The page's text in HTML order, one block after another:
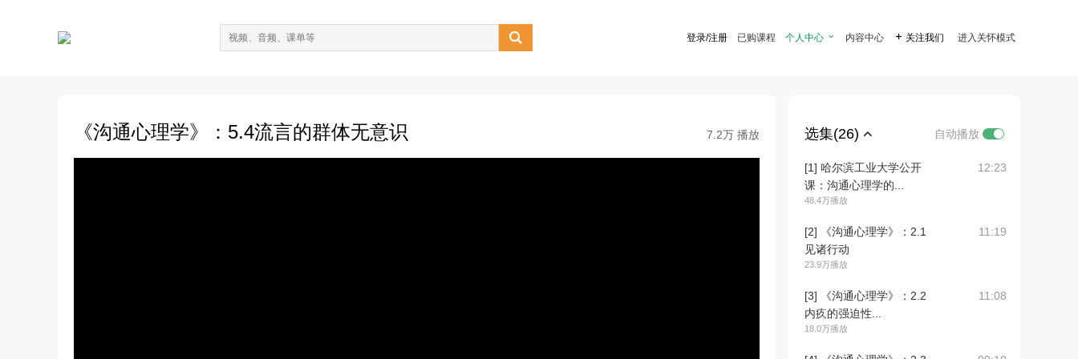
 登录/注册 已购课程 个人中心  内容中心  关注我们 进入关怀模式
《沟通心理学》：5.4流言的群体无意识 7.2万 播放 选集(26) 自动播放
[1] 哈尔滨工业大学公开
课：沟通心理学的...
48.4万播放
12:23
[2] 《沟通心理学》：2.1
见诸行动
23.9万播放
11:19
[3] 《沟通心理学》：2.2
内疚的强迫性...
18.0万播放
11:08